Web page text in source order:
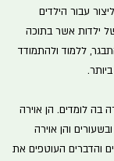
עבור הילדים
ילדות אשר בתוכה
ללמוד ולהתמודד
בה לומדים. הן אוירה
והן אוירה
והדברים העוטפים את